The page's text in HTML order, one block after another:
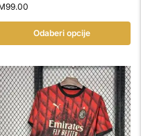
99.00
Odaberi opcije